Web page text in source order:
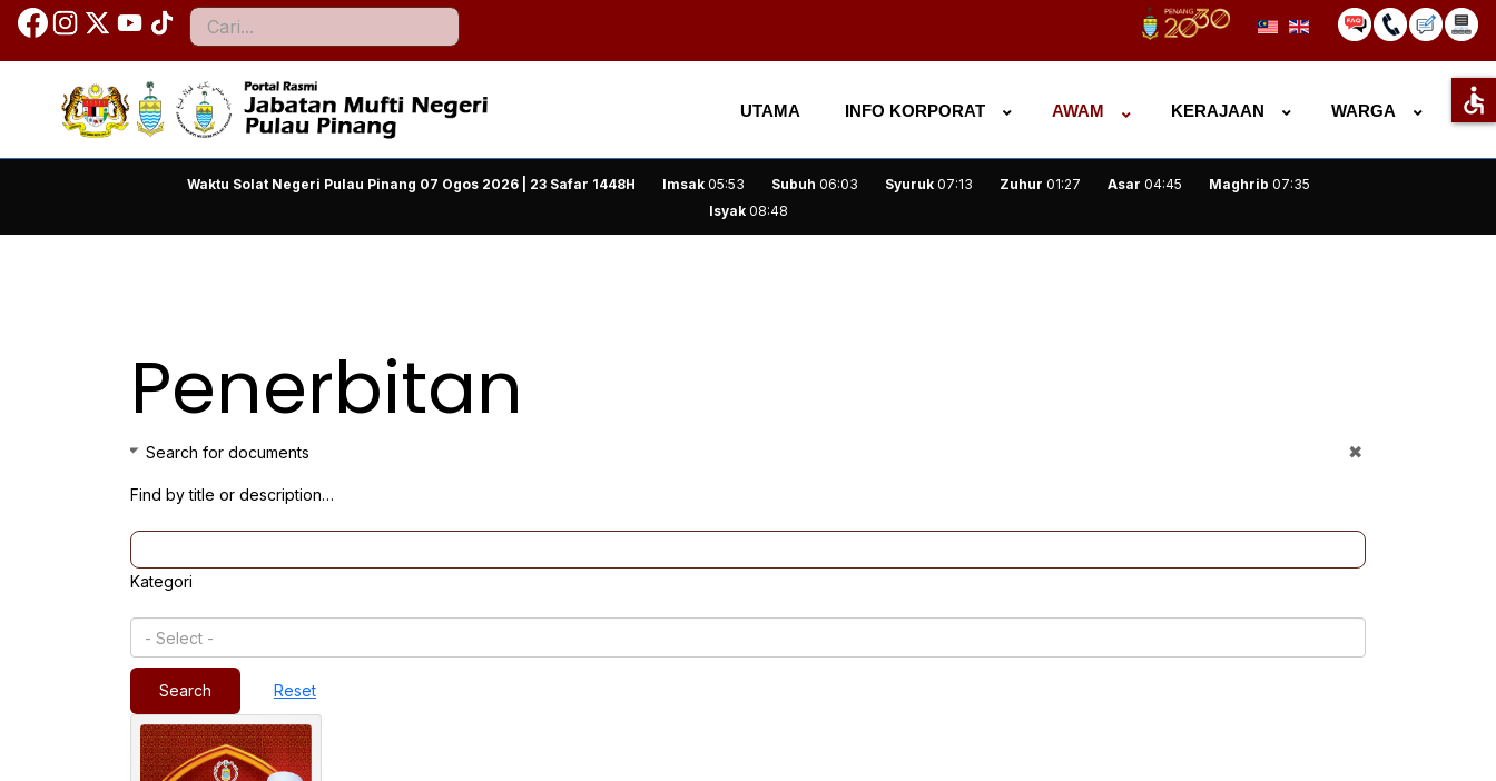
Cari
UTAMA INFO KORPORAT AWAM KERAJAAN WARGA
Waktu Solat Negeri Pulau Pinang 07 Ogos 2026 | 23 Safar 1448H Imsak05:53 Subuh 06:03 Syuruk07:13 Zuhur 01:27 Asar 04:45 Maghrib 07:35
Isyak08:48
Penerbitan
Search for documents
Find by title or description…
Kategori
Search Reset
accessible